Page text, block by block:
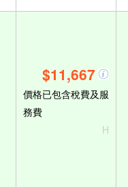
$11,667
價格已包含稅費及服
務費
H